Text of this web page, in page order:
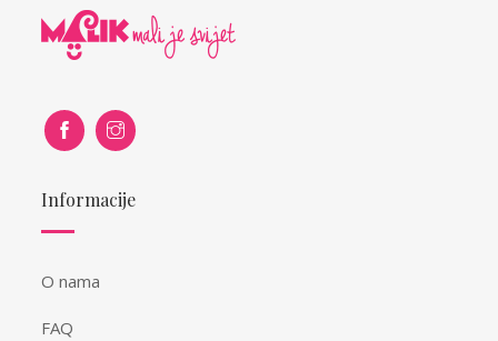
Informacije
O nama
FAQ